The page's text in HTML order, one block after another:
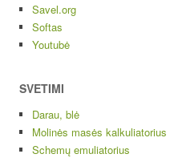
Savel.org
Softas
Youtubė
SVETIMI
Darau, blė
Molinės masės kalkuliatorius
Schemų emuliatorius